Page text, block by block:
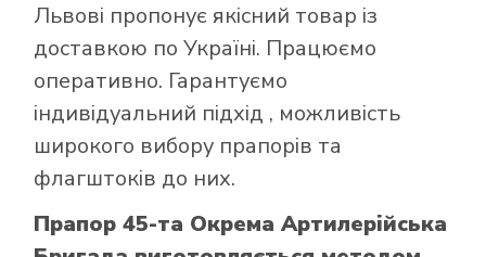
Львові пропонує якісний товар із
доставкою по Україні. Працюємо
оперативно. Гарантуємо
індивідуальний підхід , можливість
широкого вибору прапорів та
флагштоків до них.
Прапор 45-та Окрема Артилерійська